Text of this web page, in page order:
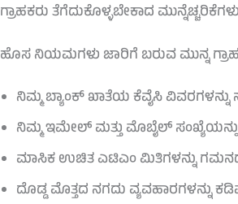
ಗ್ರಾಹಕರು ತೆಗೆದುಕೊಳ್ಳಬೇಕಾದ ಮುನ್ನೆಚ್ಚರಿಕೆಗಳು
ಹೊಸ ನಿಯಮಗಳು ಜಾರಿಗೆ ಬರುವ ಮುನ್ನ
ನಿಮ್ಮ ಬ್ಯಾಂಕ್ ಖಾತೆಯ ಕೆವೈಸಿ ವಿವರಗಳನ್ನು
ನಿಮ್ಮ ಇಮೇಲ್ ಮತ್ತು ಮೊಬೈಲ್
ಮಾಸಿಕ ಉಚಿತ ಎಟಿಎಂ ಮಿತಿಗಳನ್ನು
ದೊಡ್ಡ ಮೊತ್ತದ ನಗದು